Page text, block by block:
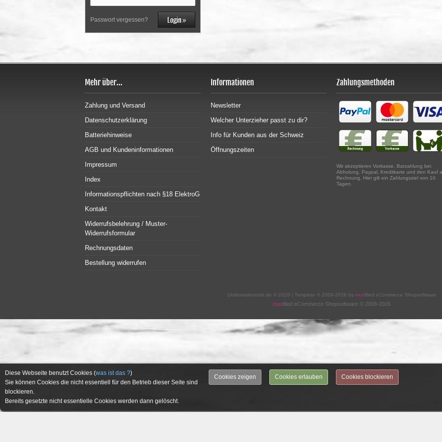
Diese Webseite benutzt Cookies (was ist das ?)
Sie können Cookies die nicht essentiell für den Betrieb dieser Seite sind
blockieren.
Bereits gesetzte nicht essentielle Cookies werden dann gelöscht.
Cookies zeigen Cookies erlauben Cookies blockieren
Passwort vergessen?
Mehr über...
Zahlung und Versand
Datenschutzerklärung
Batteriehinweise
AGB und Kundeninformationen
Impressum
Index
Informationspflichten nach §18 ElektroG
Kontakt
Widerrufsbelehrung / Muster-
Widerrufsformular
Rechnungsdaten
Bestellung widerrufen
Informationen
Newsletter
Welcher Unterzieher passt zu dir?
Info für Kunden aus der Schweiz
Öffnungszeiten
Zahlungsmethoden
Wir akzeptieren Vorkasse, Barzahlung bei
Abholung, Paypal, Kreditkarte und den Kauf
Rechnung. Hier gilt ein Zahlungsziel von 10
Tagen.
Underwatertools.de © 2026 | Template © 2009-2026 by mod ified eCommerce Shopsoftware
modified eCommerce Shopsoftware © 2009-2026